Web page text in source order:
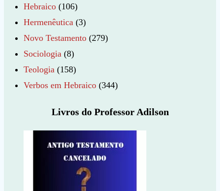
Hebraico (106)
Hermenêutica (3)
Novo Testamento (279)
Sociologia (8)
Teologia (158)
Verbos em Hebraico (344)
Livros do Professor Adilson